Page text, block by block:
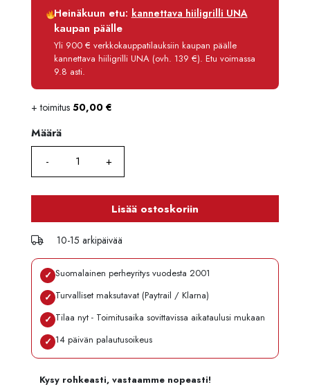
Luottoaika
12 kk
Korko
Käsittelymaksu
3,90 €/kk
Maksettava yhteensä
2 156,80 €
Heinäkuun etu: kannettava hiiligrilli UNA
kaupan päälle
Yli 900 € verkkokauppatilauksiin kaupan päälle
kannettava hiiligrilli UNA (ovh. 139 €). Etu voimassa
9.8 asti.
+ toimitus 50,00 €
Määrä
Määrä
Lisää ostoskoriin
10-15 arkipäivää
✓ Suomalainen perheyritys vuodesta 2001
✓ Turvalliset maksutavat (Paytrail / Klarna)
✓ Tilaa nyt - Toimitusaika sovittavissa aikataulusi mukaan
✓ 14 päivän palautusoikeus
Kysy rohkeasti, vastaamme nopeasti!